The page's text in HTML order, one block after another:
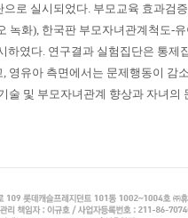
으로 실시되었다. 부모교육 효과검
녹화), 한국판 부모자녀관계척도-
하였다. 연구결과 실험집단은 통
영유아 측면에서는 문제행동이 감
술 및 부모자녀관계 향상과 자녀